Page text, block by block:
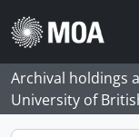
Skip to main content
Archival holdings
University of